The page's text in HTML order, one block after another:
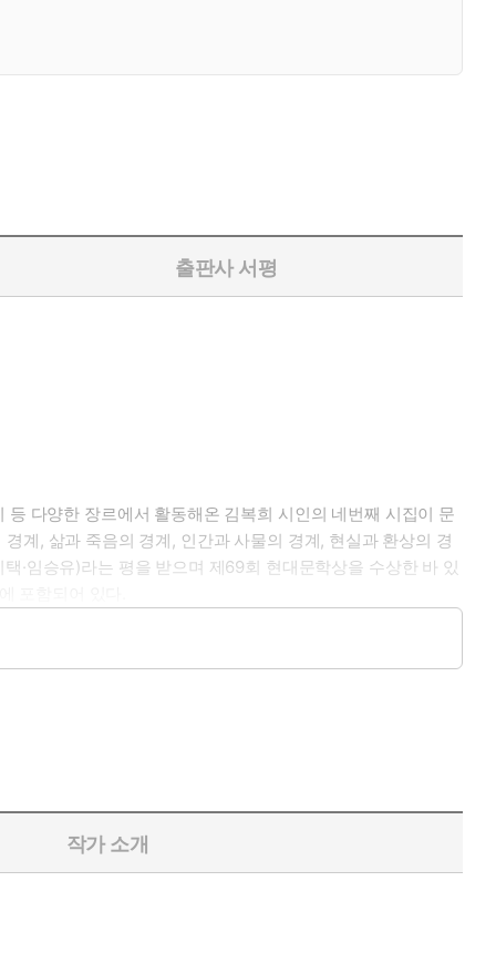
출판사 서평
다양한 장르에서 활동해온 김복희 시인의 네번째 시집이 문
계, 삶과 죽음의 경계, 인간과 사물의 경계, 현실과 환상의 경
·임승유)라는 평을 받으며 제69회 현대문학상을 수상한 바 있
고 나와 마음껏 뒤섞여 삶을 보듬는 노래를 짓는다. 질박한
작가 소개